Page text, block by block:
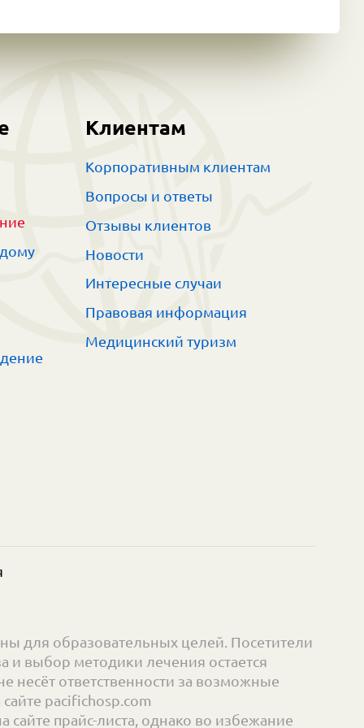
Клиентам
Корпоративным клиентам
Вопросы и ответы
Отзывы клиентов
Новости
Интересные случаи
Правовая информация
Медицинский туризм
для образовательных целей. Посетители
и выбор методики лечения остается
ответственности за возможные
pacifichosp.com
прайс-листа, однако во избежание